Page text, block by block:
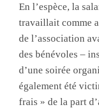
En l’espèce, la
travaillait comme
de l’association
des bénévoles –
d’une soirée
également été
frais » de la part